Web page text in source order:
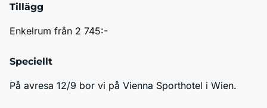
Tillägg
Enkelrum från 2 745:-
Speciellt
På avresa 12/9 bor vi på Vienna Sporthotel i Wien.